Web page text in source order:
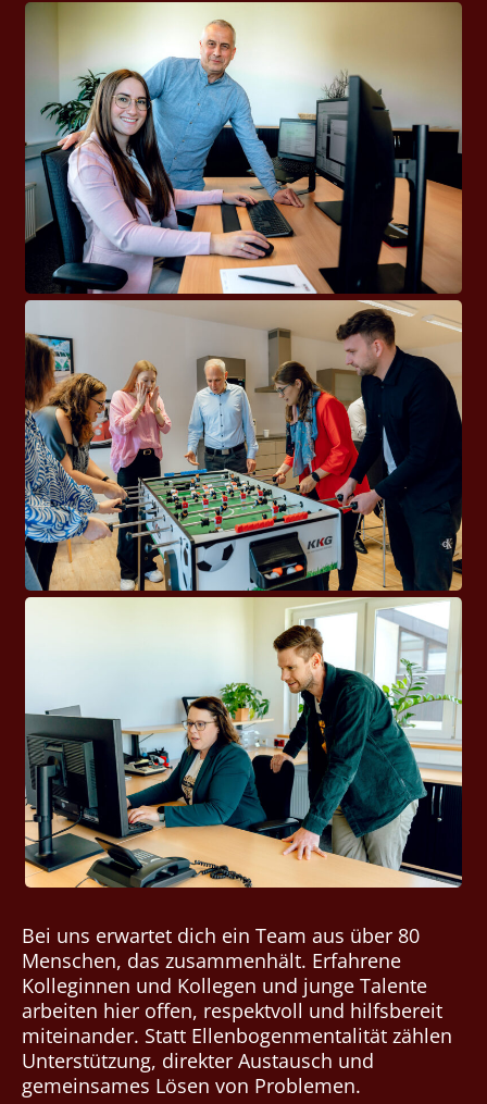
Bei uns erwartet dich ein Team aus über 80
Menschen, das zusammenhält. Erfahrene
Kolleginnen und Kollegen und junge Talente
arbeiten hier offen, respektvoll und hilfsbereit
miteinander. Statt Ellenbogenmentalität zählen
Unterstützung, direkter Austausch und
gemeinsames Lösen von Problemen.